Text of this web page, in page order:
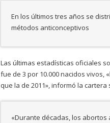
En los últimos tres años se
métodos anticonceptivos
Las últimas estadísticas oficiales
fue de 3 por 10.000 nacidos vivos,
que la de 2011», informó la cartera
«Durante décadas, los